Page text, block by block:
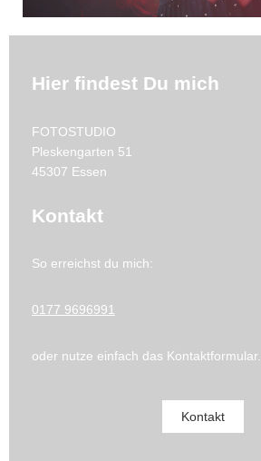
Hier findest Du mich
FOTOSTUDIO
Pleskengarten 51
45307 Essen
Kontakt
So erreichst du mich:
0177 9696991
oder nutze einfach das Kontaktformular.
Kontakt